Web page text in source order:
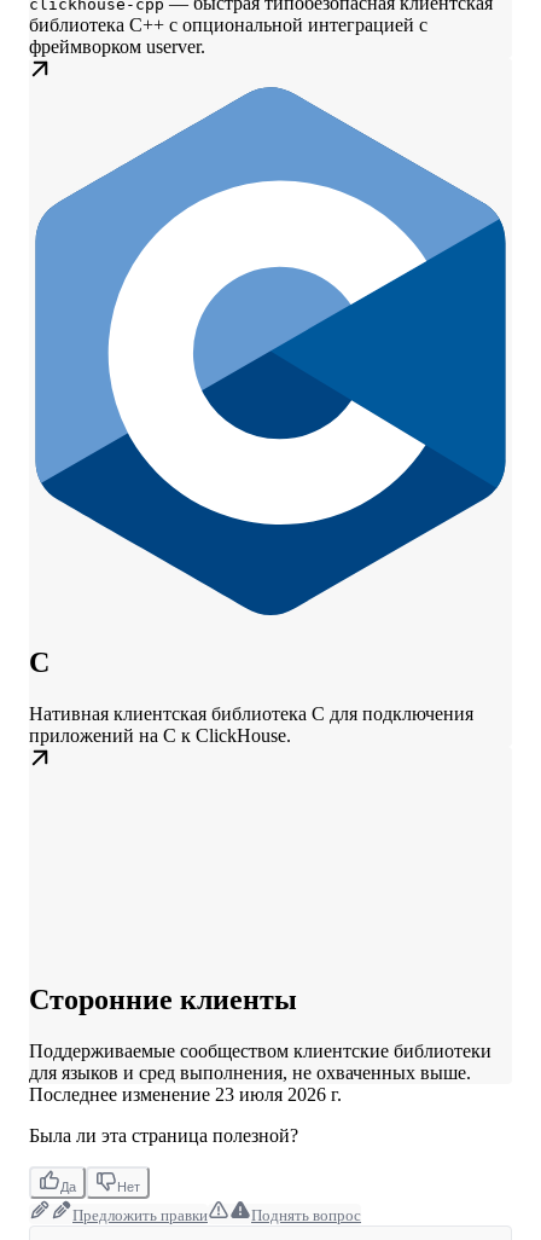
clickhouse-cpp
библиотека C++ с опциональной интеграцией с
фреймворком userver.
C
Нативная клиентская библиотека C для подключения
приложений на C к ClickHouse.
Сторонние клиенты
Поддерживаемые сообществом клиентские библиотеки
для языков и сред выполнения, не охваченных выше.
Последнее изменение 23 июля 2026 г.
Была ли эта страница полезной?
Да Нет
Предложить правки Поднять вопрос